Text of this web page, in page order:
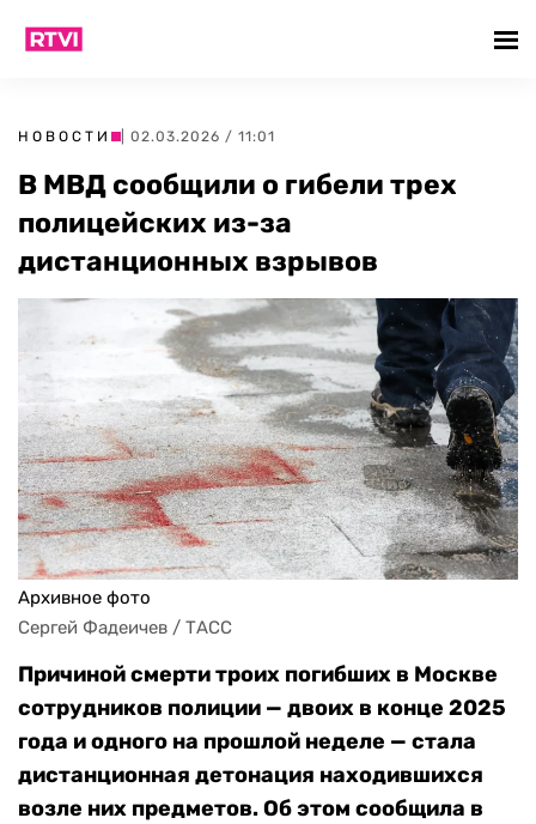
НОВОСТИ | 02.03.2026 / 11:01
В МВД сообщили о гибели трех
полицейских из-за
дистанционных взрывов
Архивное фото
Сергей Фадеичев / ТАСС
Причиной смерти троих погибших в Москве
сотрудников полиции — двоих в конце 2025
года и одного на прошлой неделе — стала
дистанционная детонация находившихся
возле них предметов. Об этом сообщила в